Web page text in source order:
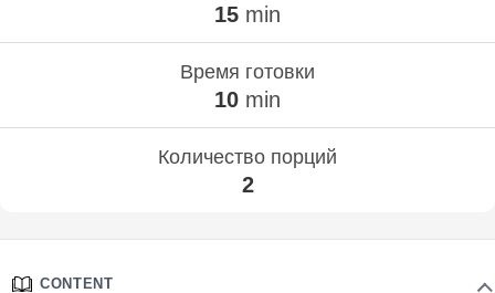
15 min
Время готовки
10 min
Количество порций
2
CONTENT